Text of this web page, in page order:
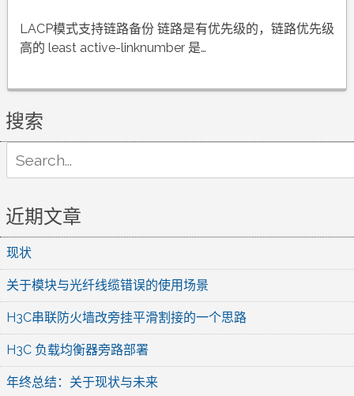
LACP模式支持链路备份 链路是有优先级的，链路优先级
高的 least active-linknumber 是…
搜索
for:
近期文章
现状
关于模块与光纤线缆错误的使用场景
H3C串联防火墙改旁挂平滑割接的一个思路
H3C 负载均衡器旁路部署
年终总结：关于现状与未来